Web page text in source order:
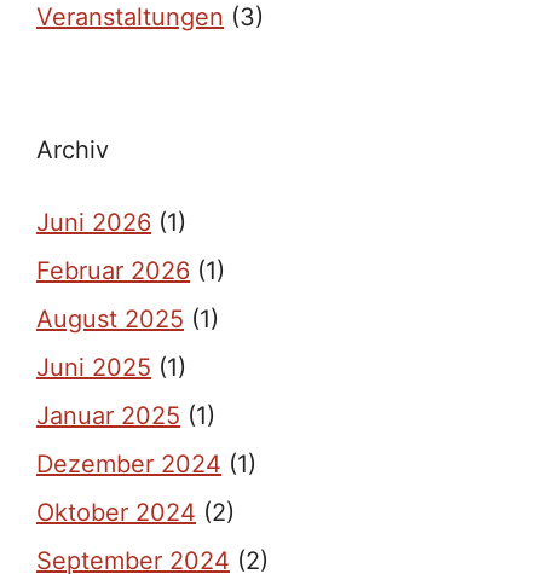
Veranstaltungen (3)
Archiv
Juni 2026 (1)
Februar 2026 (1)
August 2025 (1)
Juni 2025 (1)
Januar 2025 (1)
Dezember 2024 (1)
Oktober 2024 (2)
September 2024 (2)